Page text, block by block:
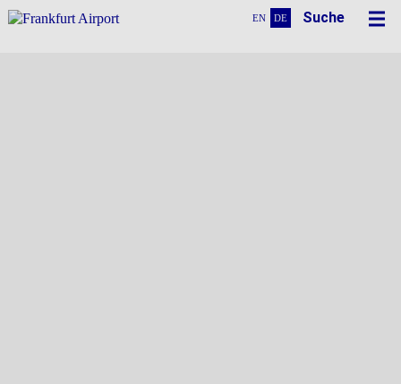
EN DE Suche